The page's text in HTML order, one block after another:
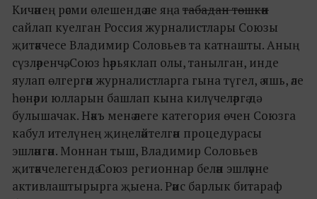
Кичәнең рәсми өлешендә әле яңа табадан төшкән
сайлап куелган Россия журналистлары Союзы
җитәкчесе Владимир Соловьев та катнашты. Аның
сүзләренчә, Союз һәрьяклап олы, танылган, инде
яулап өлгергән журналистларга гына түгел, ә яшь, әле
һөнәри юлларын башлап кына килүчеләргә дә
булышачак. Нәкъ менә әлеге категория өчен Союзга
кабул ителүнең җиңеләйтелгән процедурасы
эшләнгән. Моннан тыш, Владимир Соловьев
җитәкчелегендә Союз регионнар белән эшләүне
активлаштырырга җыена. Рәис барлык битараф